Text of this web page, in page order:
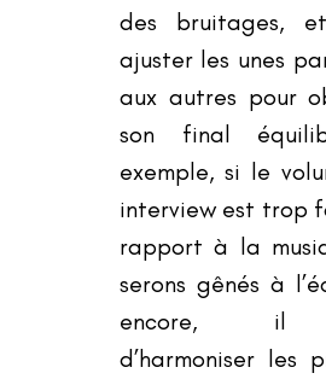
des bruitages,
ajuster les unes
aux autres pour
son final
exemple, si le
interview est trop
rapport à la
serons gênés à
encore,
d’harmoniser les